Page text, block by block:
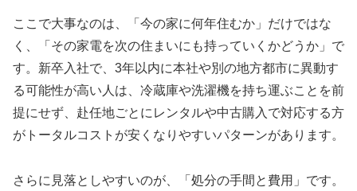
ここで大事なのは、「今の家に何年住むか」だけではな
く、「その家電を次の住まいにも持っていくかどうか」で
す。新卒入社で、3年以内に本社や別の地方都市に異動す
る可能性が高い人は、冷蔵庫や洗濯機を持ち運ぶことを前
提にせず、赴任地ごとにレンタルや中古購入で対応する方
がトータルコストが安くなりやすいパターンがあります。
さらに見落としやすいのが、「処分の手間と費用」です。